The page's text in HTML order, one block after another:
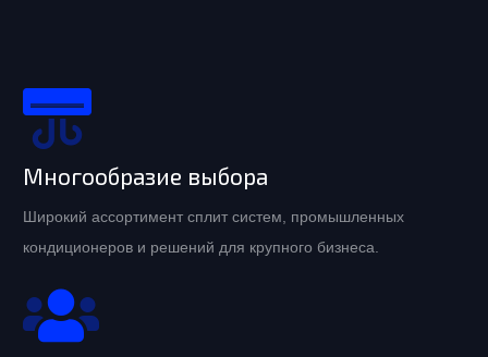
Многообразие выбора
Широкий ассортимент сплит систем, промышленных
кондиционеров и решений для крупного бизнеса.